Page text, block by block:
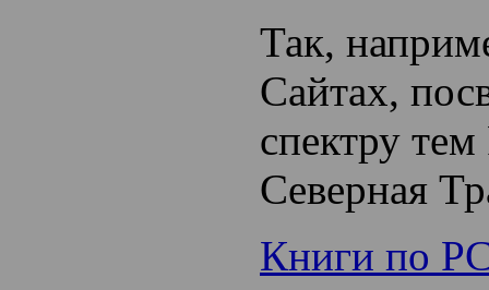
Так,
Сайтах,
спектру тем
Северная
Книги по